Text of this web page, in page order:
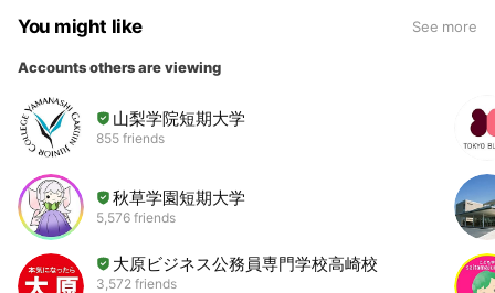
You might like See more
Accounts others are viewing
山梨学院短期大学
855 friends
秋草学園短期大学
5,576 friends
大原ビジネス公務員専門学校高崎校
3,572 friends